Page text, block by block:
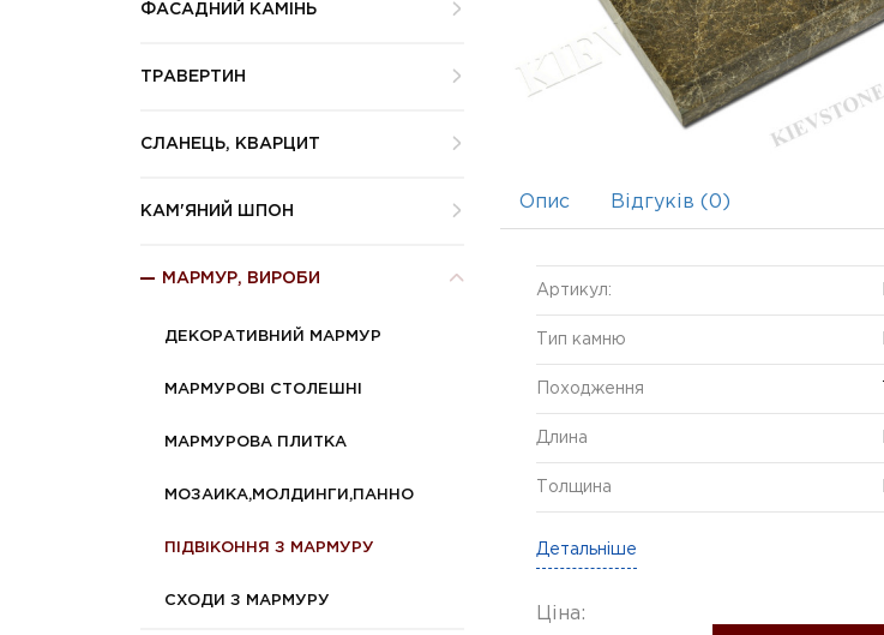
ФАСАДНИЙ КАМІНЬ
ТРАВЕРТИН
СЛАНЕЦЬ, КВАРЦИТ
КАМ'ЯНИЙ ШПОН
МАРМУР, ВИРОБИ
ДЕКОРАТИВНИЙ МАРМУР
МАРМУРОВІ СТОЛЕШНІ
МАРМУРОВА ПЛИТКА
МОЗАИКА,МОЛДИНГИ,ПАННО
ПІДВІКОННЯ З МАРМУРУ
СХОДИ З МАРМУРУ
Опис Відгуків (0)
Артикул:
Тип камню
Походження
Длина
Толщина
Детальніше
Ціна: